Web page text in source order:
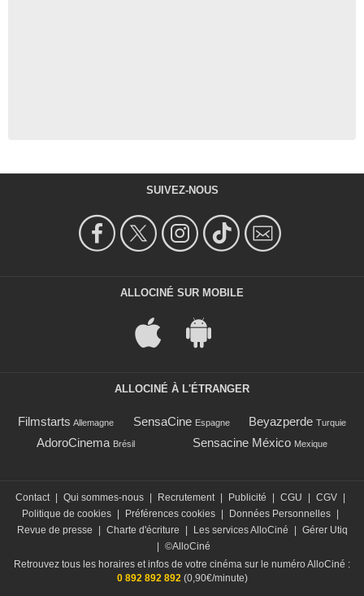
SUIVEZ-NOUS
ALLOCINÉ SUR MOBILE
ALLOCINÉ À L'ÉTRANGER
Filmstarts Allemagne SensaCine Espagne Beyazperde Turquie
AdoroCinema Brésil Sensacine México Mexique
Contact Qui sommes-nous Recrutement Publicité CGU CGV
Politique de cookies
Préférences cookies Données Personnelles
Revue de presse
Charte d'écriture Les services AlloCiné
Gérer Utiq
©AlloCiné
Retrouvez tous les horaires et infos de votre cinéma sur le numéro AlloCiné :
0 892 892 892(0,90€/minute)